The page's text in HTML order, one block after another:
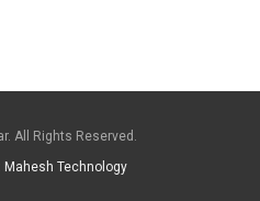
All Rights Reserved.
Mahesh Technology